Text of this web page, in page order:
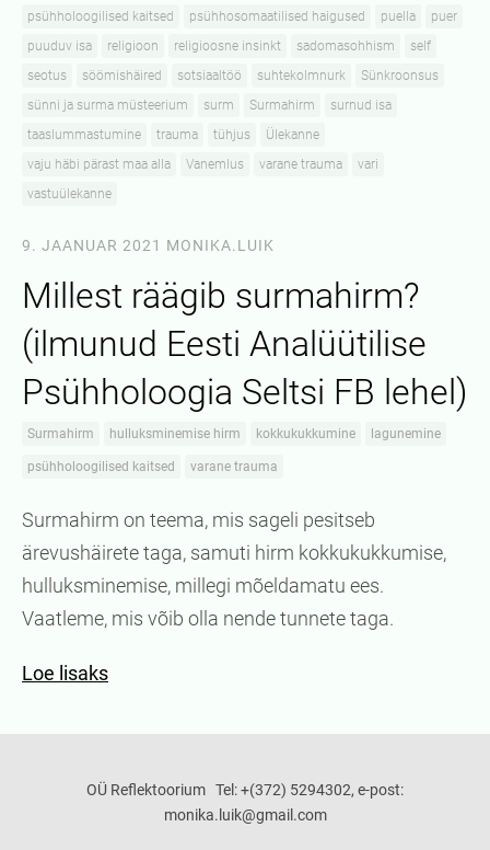
psühholoogilised kaitsed
psühhosomaatilised haigused puella
puer
puuduv isa
religioon religioosne insinkt sadomasohhism
self
seotus
söömishäired sotsiaaltöö suhtekolmnurk
Sünkroonsus
sünni ja surma müsteerium
surm Surmahirm
surnud isa
taaslummastumine
trauma tühjus
Ülekanne
vaju häbi pärast maa alla
Vanemlus varane trauma
vari
vastuülekanne
9. JAANUAR 2021 MONIKA.LUIK
Millest räägib surmahirm?
(ilmunud Eesti Analüütilise
Psühholoogia Seltsi FB lehel)
Surmahirm hulluksminemise hirm kokkukukkumine lagunemine
psühholoogilised kaitsed varane trauma
Surmahirm on teema, mis sageli pesitseb
ärevushäirete taga, samuti hirm kokkukukkumise,
hulluksminemise, millegi mõeldamatu ees.
Vaatleme, mis võib olla nende tunnete taga.
Loe lisaks
OÜ Reflektoorium Tel: +(372) 5294302, e-post:
monika.luik@gmail.com